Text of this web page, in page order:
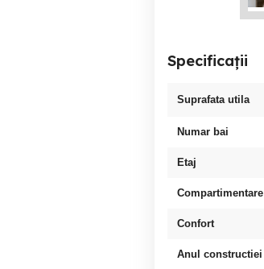
Specificații
Suprafata utila
Numar bai
Etaj
Compartimentare
Confort
Anul constructiei